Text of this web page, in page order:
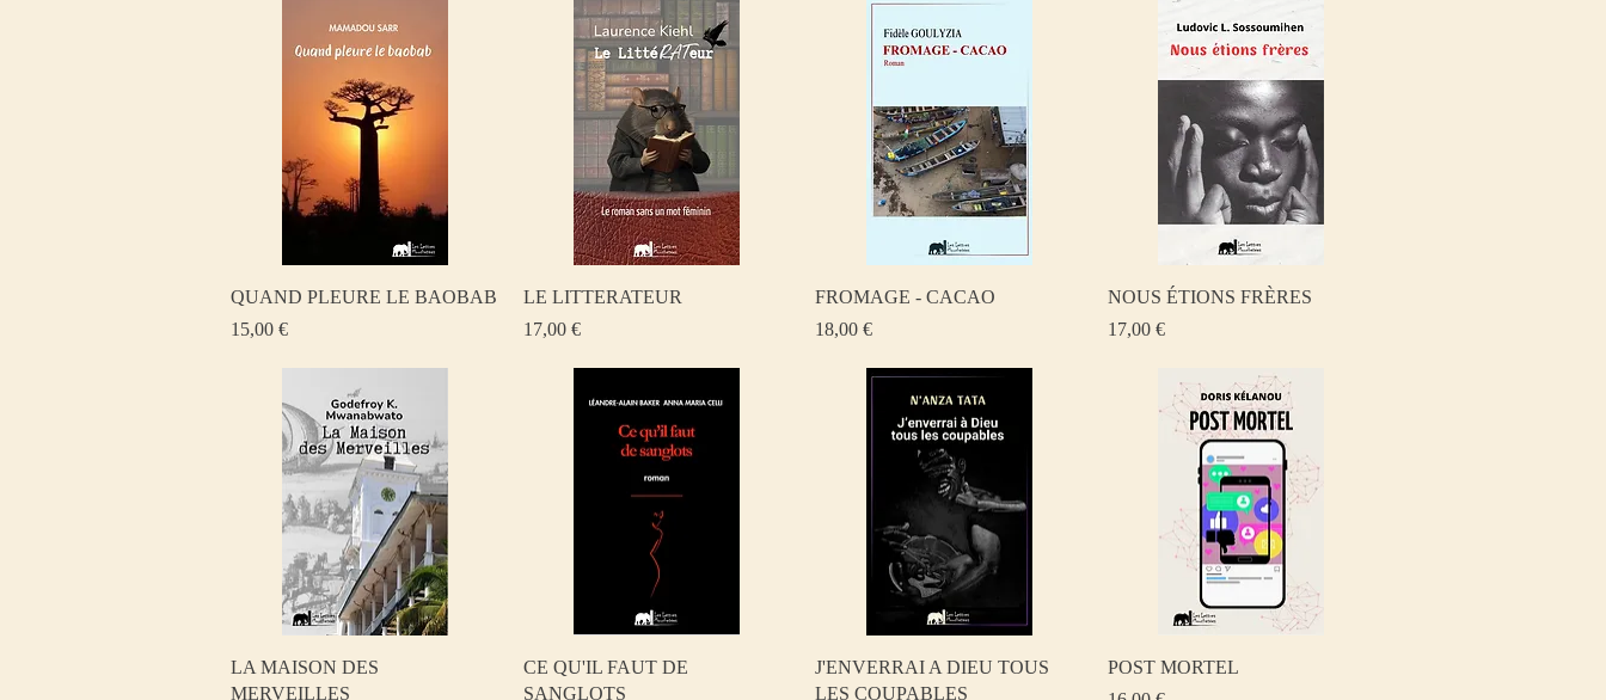
Aperçu rapide
QUAND PLEURE LE BAOBAB
Prix
15,00 €
Aperçu rapide
LE LITTERATEUR
Prix
17,00 €
Aperçu rapide
FROMAGE - CACAO
Prix
18,00 €
Aperçu rapide
NOUS ÉTIONS FRÈRES
Prix
17,00 €
Aperçu rapide
LA MAISON DES
MERVEILLES
Aperçu rapide
CE QU'IL FAUT DE
SANGLOTS
Aperçu rapide
J'ENVERRAI A DIEU TOUS
LES COUPABLES
Aperçu rapide
POST MORTEL